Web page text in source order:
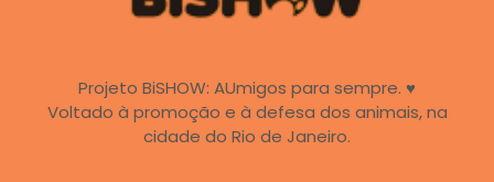
Projeto BiSHOW: AUmigos para sempre. ♥
Voltado à promoção e à defesa dos animais, na
cidade do Rio de Janeiro.